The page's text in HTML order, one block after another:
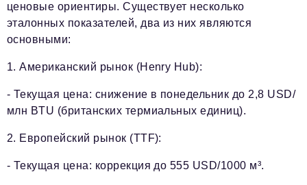
ценовые ориентиры. Существует несколько
эталонных показателей, два из них являются
основными:
1. Американский рынок (Henry Hub):
- Текущая цена: снижение в понедельник до 2,8 USD/
млн BTU (британских термиальных единиц).
2. Европейский рынок (TTF):
- Текущая цена: коррекция до 555 USD/1000 м³.